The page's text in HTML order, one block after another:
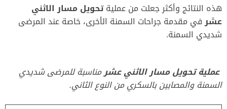
هذه النتائج وأكثر جعلت من عمليةتحويل مسار الاثني
عشرفي مقدمة جراحات السمنة الأخرى، خاصة عند المرضى
شديدي السمنة.
عملية تحويل مسار الاثني عشرمناسبة للمرضى شديدي
السمنة والمصابين بالسكري من النوع الثاني.